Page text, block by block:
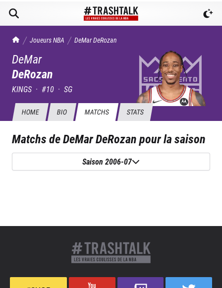
TrashTalk Actu NBA
Joueurs NBA DeMarDeRozan
DeMar
DeRozan
KINGS · #10 · SG
HOME BIO MATCHS STATS
Matchs deDeMar DeRozanpour la saison
Saison 2006-07